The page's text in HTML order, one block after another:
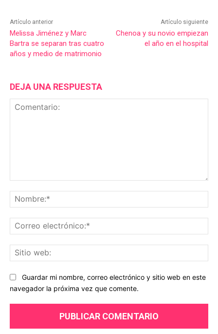
Artículo anterior
Melissa Jiménez y Marc
Bartra se separan tras cuatro
años y medio de matrimonio
Artículo siguiente
Chenoa y su novio empiezan
el año en el hospital
DEJA UNA RESPUESTA
Guardar mi nombre, correo electrónico y sitio web en este
navegador la próxima vez que comente.